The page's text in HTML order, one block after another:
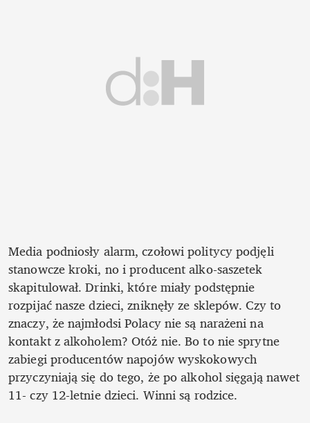
Media podniosły alarm, czołowi politycy podjęli
stanowcze kroki, no i producent alko-saszetek
skapitulował. Drinki, które miały podstępnie
rozpijać nasze dzieci, zniknęły ze sklepów. Czy to
znaczy, że najmłodsi Polacy nie są narażeni na
kontakt z alkoholem? Otóż nie. Bo to nie sprytne
zabiegi producentów napojów wyskokowych
przyczyniają się do tego, że po alkohol sięgają nawet
11- czy 12-letnie dzieci. Winni są rodzice.